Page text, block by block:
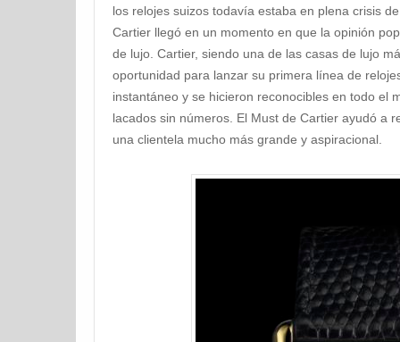
los relojes suizos todavía estaba en plena crisis
Cartier llegó en un momento en que la opinión
de lujo. Cartier, siendo una de las casas de lujo
oportunidad para lanzar su primera línea de
instantáneo y se hicieron reconocibles en todo el
lacados sin números. El Must de Cartier ayudó a
una clientela mucho más grande y aspiracional.